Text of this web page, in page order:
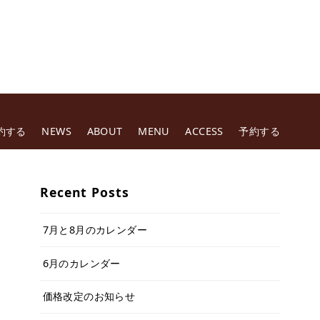
する NEWS ABOUT MENU ACCESS 予約する
Recent Posts
7月と8月のカレンダー
6月のカレンダー
価格改定のお知らせ